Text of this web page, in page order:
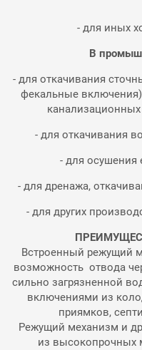
- для иных
В
- для откачивания
фекальные
- для откачивания
- для осушения
- для дренажа,
- для других
Встроенный режущий
возможность отвода
сильно загрязненной
включениями из
приямков,
Режущий механизм и
из высокопрочных